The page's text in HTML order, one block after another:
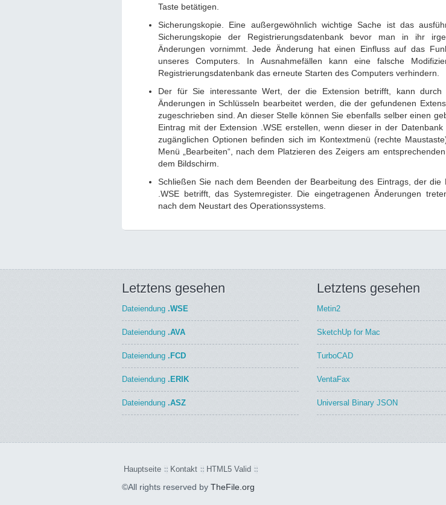
Taste betätigen.
Sicherungskopie. Eine außergewöhnlich wichtige Sache ist das
Sicherungskopie der Registrierungsdatenbank bevor man in ihr
Änderungen vornimmt. Jede Änderung hat einen Einfluss auf das
unseres Computers. In Ausnahmefällen kann eine falsche
Registrierungsdatenbank das erneute Starten des Computers verhindern.
Der für Sie interessante Wert, der die Extension betrifft, kann durch
Änderungen in Schlüsseln bearbeitet werden, die der gefundenen
zugeschrieben sind. An dieser Stelle können Sie ebenfalls selber einen
Eintrag mit der Extension .WSE erstellen, wenn dieser in der Datenbank
zugänglichen Optionen befinden sich im Kontextmenü (rechte
Menü „Bearbeiten“, nach dem Platzieren des Zeigers am
dem Bildschirm.
Schließen Sie nach dem Beenden der Bearbeitung des Eintrags, der die
.WSE betrifft, das Systemregister. Die eingetragenen Änderungen
nach dem Neustart des Operationssystems.
Letztens gesehen
Dateiendung .WSE
Dateiendung .AVA
Dateiendung .FCD
Dateiendung .ERIK
Dateiendung .ASZ
Letztens gesehen
Metin2
SketchUp for Mac
TurboCAD
VentaFax
Universal Binary JSON
Hauptseite Kontakt HTML5 Valid
©All rights reserved by TheFile.org